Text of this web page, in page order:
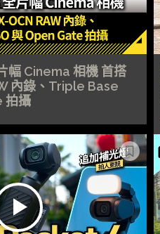
幅 Cinema 相機 首搭
內錄、Triple Base
拍攝